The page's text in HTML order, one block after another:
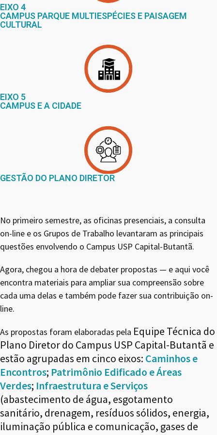
EIXO 4
CAMPUS PARQUE MULTIESPÉCIES E PAISAGEM
CULTURAL
EIXO 5
CAMPUS E A CIDADE
GESTÃO DO PLANO DIRETOR
No primeiro semestre, as oficinas presenciais, a consulta
on-line e os Grupos de Trabalho levantaram as principais
questões envolvendo o Campus USP Capital-Butantã.
Agora, chegou a hora de debater propostas — e aqui você
encontra materiais para ampliar sua compreensão sobre
cada uma delas e também pode fazer sua contribuição on-
line.
As propostas foram elaboradas pela Equipe Técnica do
Plano Diretor do Campus USP Capital-Butantã e
estão agrupadas em cinco eixos: Caminhos e
Encontros; Patrimônio Edificado e Áreas
Verdes; Infraestrutura e Serviços
(abastecimento de água, esgotamento
sanitário, drenagem, resíduos sólidos, energia,
iluminação pública e comunicação, gases de